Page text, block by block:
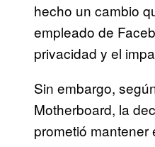
hecho un cambio
empleado de
privacidad y el
Sin embargo,
Motherboard, la
prometió